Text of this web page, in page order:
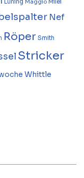
Lüning Maggio Milei
Nef
Röper Smith
Stricker
Whittle